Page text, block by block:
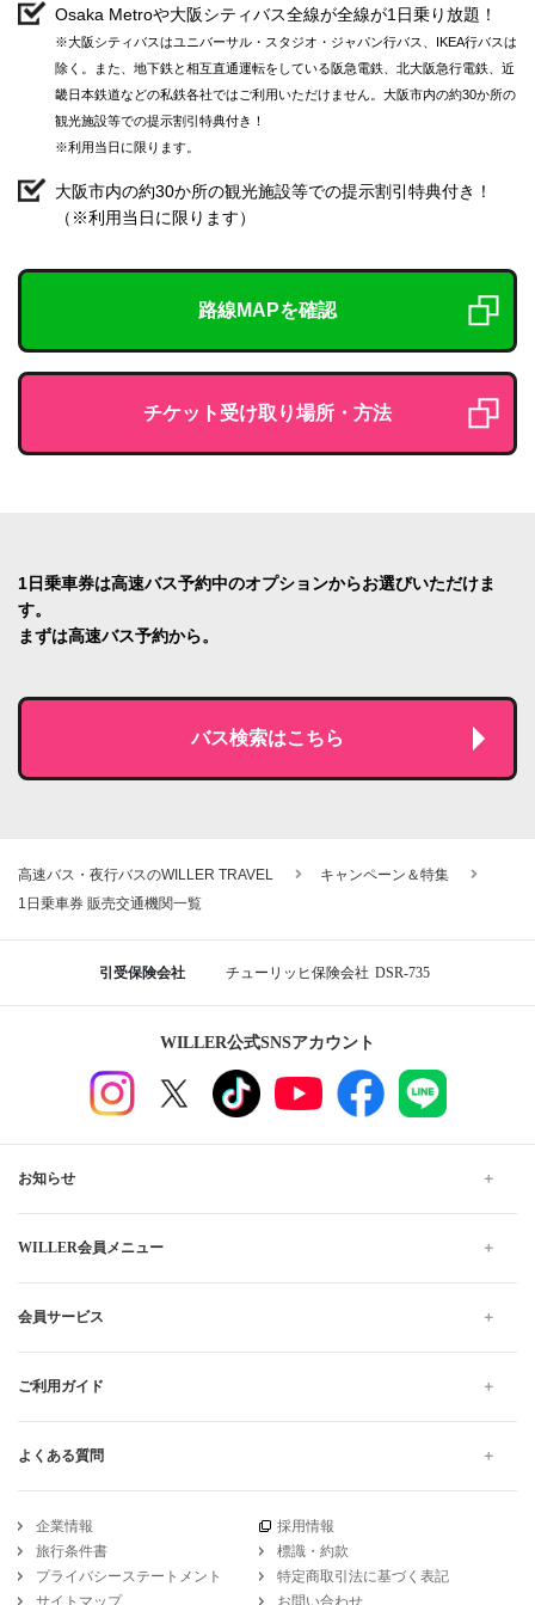
Osaka Metroや大阪シティバス全線が全線が1日乗り放題！
※大阪シティバスはユニバーサル・スタジオ・ジャパン行バス、IKEA行バスは
除く。また、地下鉄と相互直通運転をしている阪急電鉄、北大阪急行電鉄、近
畿日本鉄道などの私鉄各社ではご利用いただけません。大阪市内の約30か所の
観光施設等での提示割引特典付き！
※利用当日に限ります。
大阪市内の約30か所の観光施設等での提示割引特典付き！
（※利用当日に限ります）
路線MAPを確認
チケット受け取り場所・方法
1日乗車券は高速バス予約中のオプションからお選びいただけま
す。
まずは高速バス予約から。
バス検索はこちら
高速バス・夜行バスのWILLER TRAVEL
キャンペーン＆特集
1日乗車券 販売交通機関一覧
引受保険会社 チューリッヒ保険会社 DSR-735
WILLER公式SNSアカウント
お知らせ
WILLER会員メニュー
会員サービス
ご利用ガイド
よくある質問
企業情報
採用情報
旅行条件書
標識・約款
プライバシーステートメント
特定商取引法に基づく表記
サイトマップ
お問い合わせ